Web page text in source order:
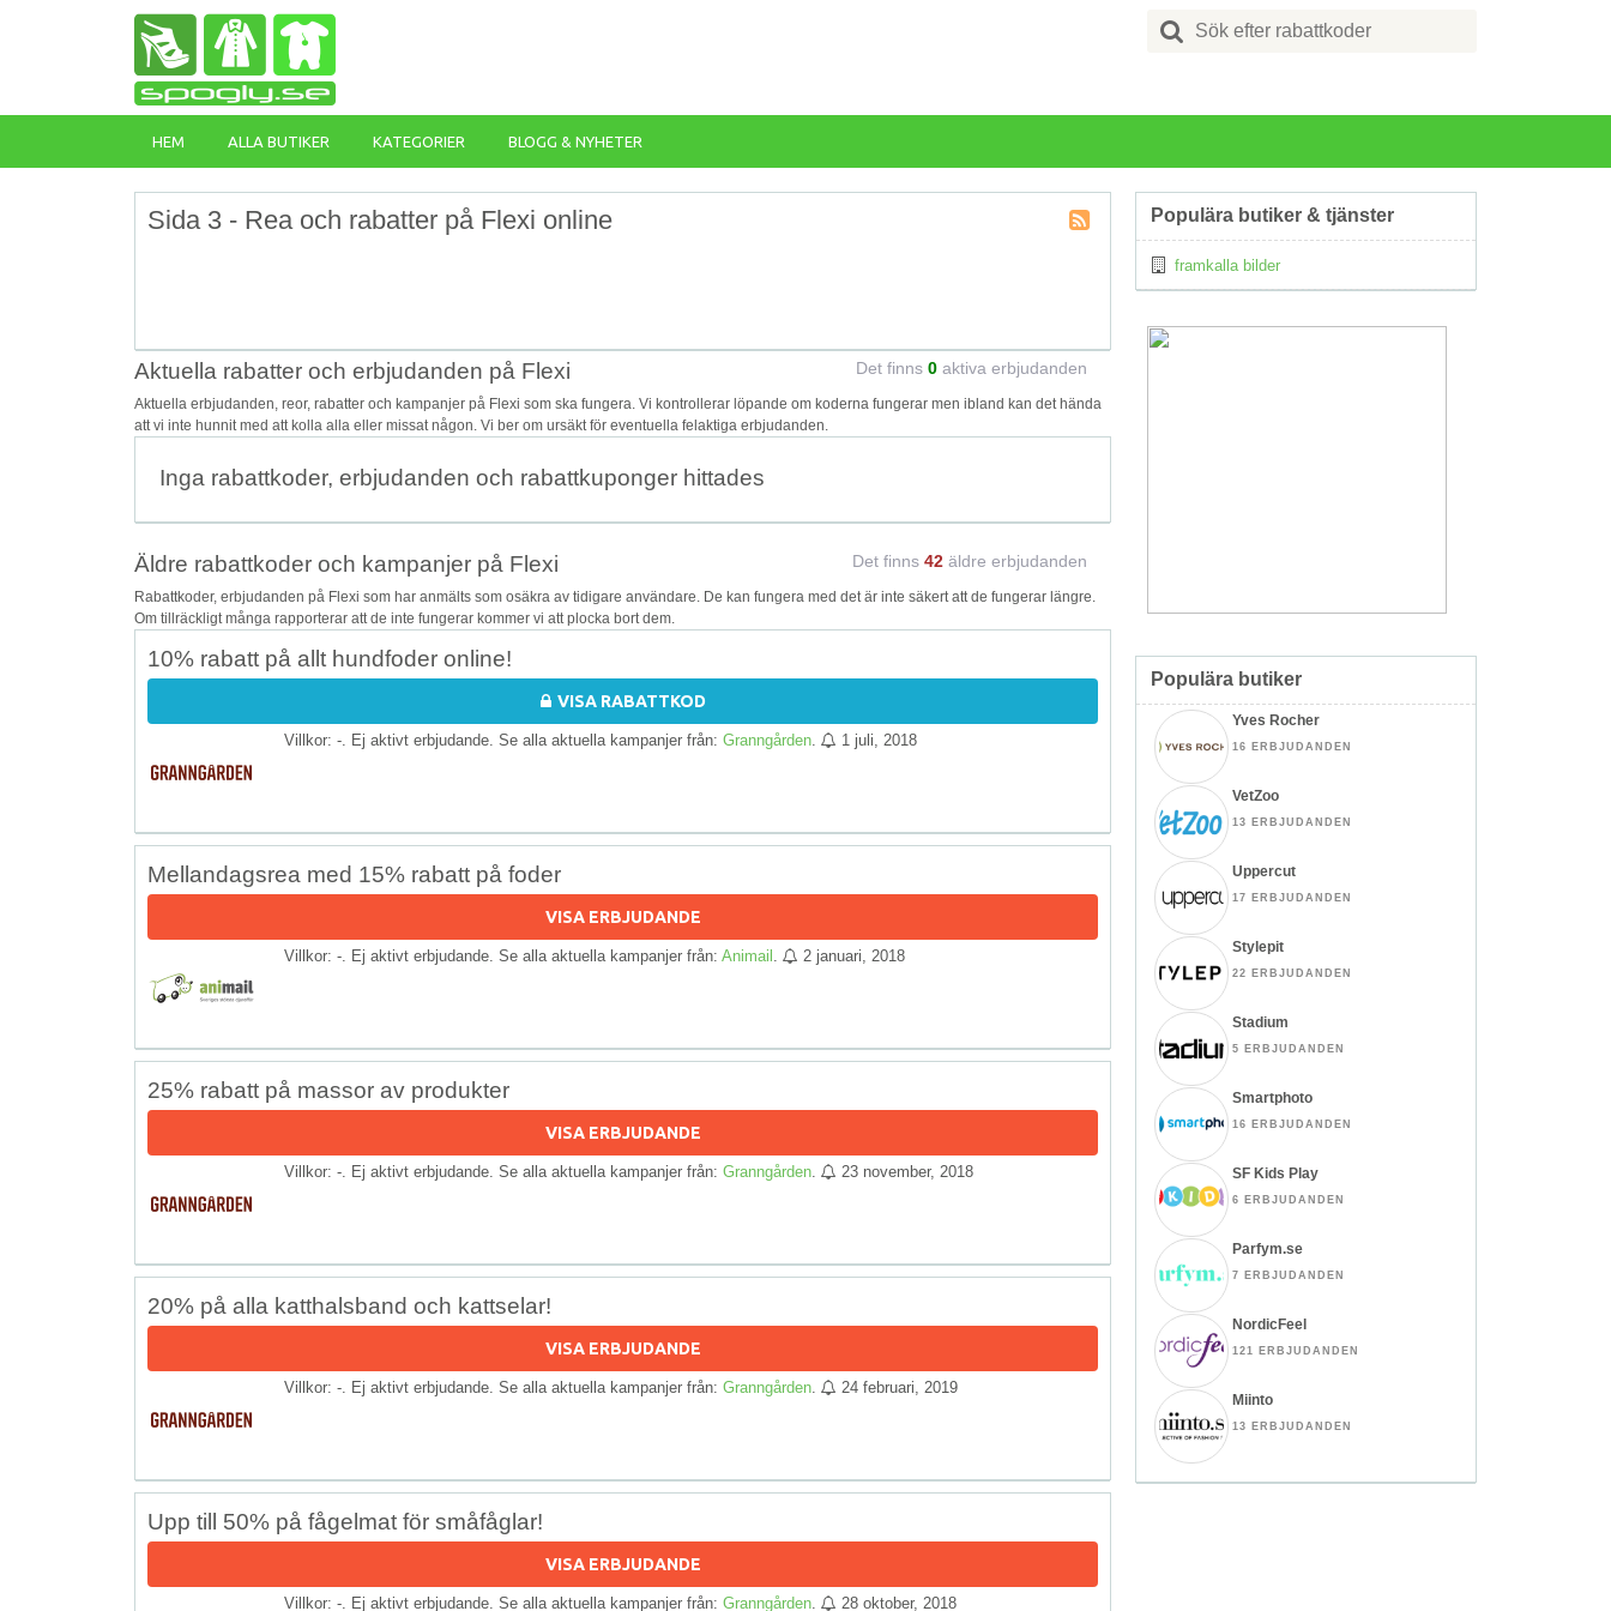
Search
for:
HEM ALLA BUTIKER KATEGORIER BLOGG & NYHETER
Sida 3 - Rea och rabatter på Flexi online
Aktuella rabatter och erbjudanden på Flexi Det finns 0 aktiva erbjudanden
Aktuella erbjudanden, reor, rabatter och kampanjer på Flexi som ska fungera. Vi kontrollerar löpande om koderna fungerar men ibland kan det hända
att vi inte hunnit med att kolla alla eller missat någon. Vi ber om ursäkt för eventuella felaktiga erbjudanden.
Inga rabattkoder, erbjudanden och rabattkuponger hittades
Äldre rabattkoder och kampanjer på Flexi Det finns 42 äldre erbjudanden
Rabattkoder, erbjudanden på Flexi som har anmälts som osäkra av tidigare användare. De kan fungera med det är inte säkert att de fungerar längre.
Om tillräckligt många rapporterar att de inte fungerar kommer vi att plocka bort dem.
10% rabatt på allt hundfoder online!
VISA RABATTKOD
Villkor: -. Ej aktivt erbjudande. Se alla aktuella kampanjer från: Granngården 1 juli, 2018
Mellandagsrea med 15% rabatt på foder
VISA ERBJUDANDE
Villkor: -. Ej aktivt erbjudande. Se alla aktuella kampanjer från: Animail 2 januari, 2018
25% rabatt på massor av produkter
VISA ERBJUDANDE
Villkor: -. Ej aktivt erbjudande. Se alla aktuella kampanjer från: Granngården 23 november, 2018
20% på alla katthalsband och kattselar!
VISA ERBJUDANDE
Villkor: -. Ej aktivt erbjudande. Se alla aktuella kampanjer från: Granngården 24 februari, 2019
Upp till 50% på fågelmat för småfåglar!
VISA ERBJUDANDE
Villkor: -. Ej aktivt erbjudande. Se alla aktuella kampanjer från: Granngården 28 oktober, 2018
Populära butiker & tjänster
framkalla bilder
Populära butiker
Yves Rocher
16 ERBJUDANDEN
VetZoo
13 ERBJUDANDEN
Uppercut
17 ERBJUDANDEN
Stylepit
22 ERBJUDANDEN
Stadium
5 ERBJUDANDEN
Smartphoto
16 ERBJUDANDEN
SF Kids Play
6 ERBJUDANDEN
Parfym.se
7 ERBJUDANDEN
NordicFeel
121 ERBJUDANDEN
Miinto
13 ERBJUDANDEN